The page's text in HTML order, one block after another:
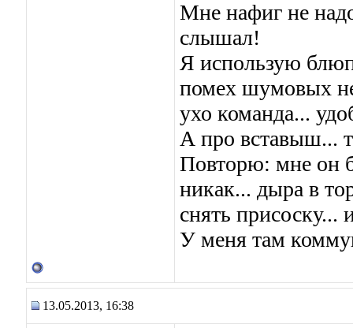
Мне нафиг не
слышал!
Я использую
помех шумовых
ухо команда...
А про вставыш...
Повторю: мне он
никак... дыра в
снять присоску...
У меня там
13.05.2013, 16:38